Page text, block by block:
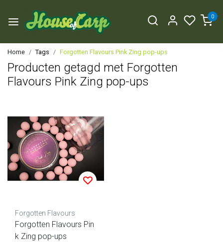
0
Home Tags Forgotten Flavours Pink Zing pop-ups
Producten getagd met Forgotten
Flavours Pink Zing pop-ups
Forgotten Flavours
Forgotten Flavours Pin
k Zing pop-ups